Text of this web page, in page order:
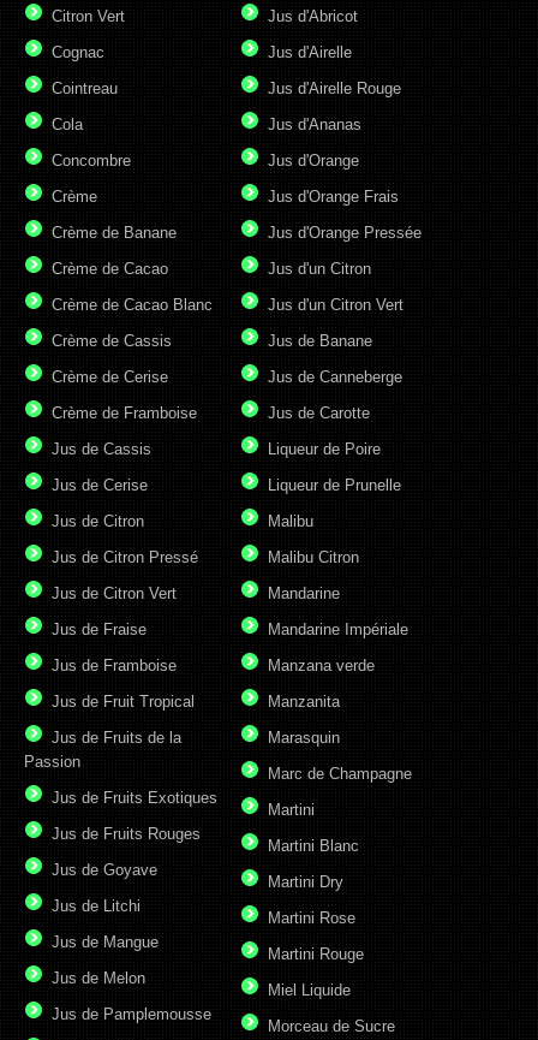
Citron Vert
Cognac
Cointreau
Cola
Concombre
Crème
Crème de Banane
Crème de Cacao
Crème de Cacao Blanc
Crème de Cassis
Crème de Cerise
Crème de Framboise
Jus d'Abricot
Jus d'Airelle
Jus d'Airelle Rouge
Jus d'Ananas
Jus d'Orange
Jus d'Orange Frais
Jus d'Orange Pressée
Jus d'un Citron
Jus d'un Citron Vert
Jus de Banane
Jus de Canneberge
Jus de Carotte
Jus de Cassis
Jus de Cerise
Jus de Citron
Jus de Citron Pressé
Jus de Citron Vert
Jus de Fraise
Jus de Framboise
Jus de Fruit Tropical
Jus de Fruits de la
Passion
Jus de Fruits Exotiques
Jus de Fruits Rouges
Jus de Goyave
Jus de Litchi
Jus de Mangue
Jus de Melon
Jus de Pamplemousse
Liqueur de Poire
Liqueur de Prunelle
Malibu
Malibu Citron
Mandarine
Mandarine Impériale
Manzana verde
Manzanita
Marasquin
Marc de Champagne
Martini
Martini Blanc
Martini Dry
Martini Rose
Martini Rouge
Miel Liquide
Morceau de Sucre